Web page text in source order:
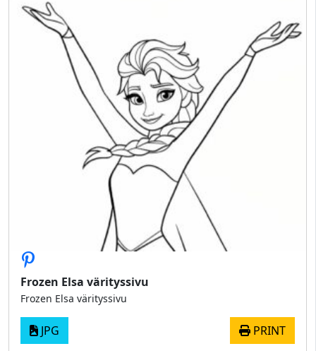
Frozen Elsa värityssivu
Frozen Elsa värityssivu
JPG PRINT